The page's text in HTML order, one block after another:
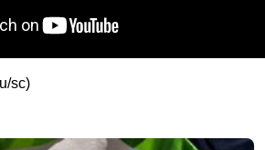
sc)